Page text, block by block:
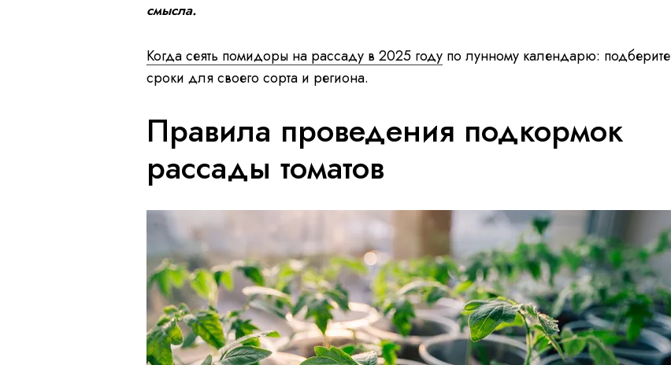
смысла.
Когда сеять помидоры на рассаду в 2025 году по лунному календарю: подберите
сроки для своего сорта и региона.
Правила проведения подкормок
рассады томатов